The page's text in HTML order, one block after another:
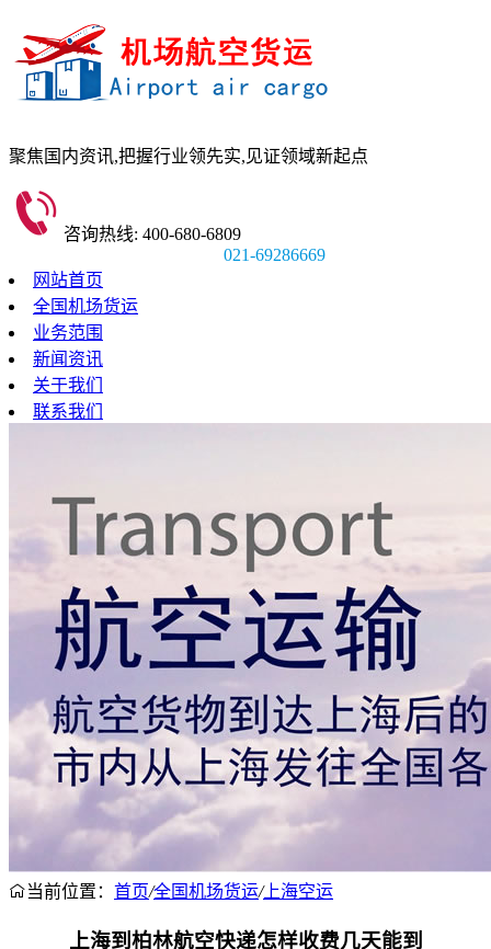
聚焦国内资讯,把握行业领先实,见证领域新起点
咨询热线: 400-680-6809
021-69286669
网站首页
全国机场货运
业务范围
新闻资讯
关于我们
联系我们
当前位置： 首页/全国机场货运/上海空运
上海到柏林航空快递怎样收费几天能到